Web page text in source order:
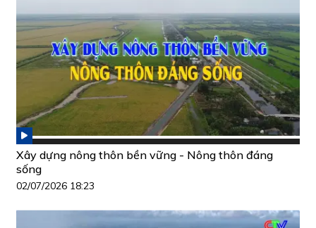
Xây dựng nông thôn bền vững - Nông thôn đáng
sống
02/07/2026 18:23